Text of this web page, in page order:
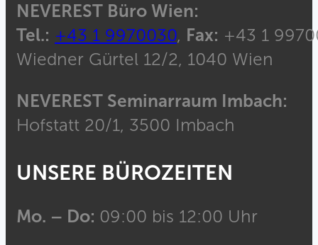
NEVEREST Büro Wien:
Tel.: +43 1 9970030, Fax: +43 1
Wiedner Gürtel 12/2, 1040 Wien
NEVEREST Seminarraum Imbach:
Hofstatt 20/1, 3500 Imbach
UNSERE BÜROZEITEN
Mo. – Do: 09:00 bis 12:00 Uhr